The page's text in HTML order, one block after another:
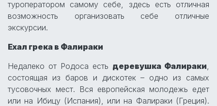
туроператором самому себе, здесь есть отличная
возможность организовать себе отличные
экскурсии.
Ехал грека в Фалираки
Недалеко от Родоса есть деревушка Фалираки,
состоящая из баров и дискотек – одно из самых
тусовочных мест. Вся европейская молодежь едет
или на Ибицу (Испания), или на Фалираки (Греция).